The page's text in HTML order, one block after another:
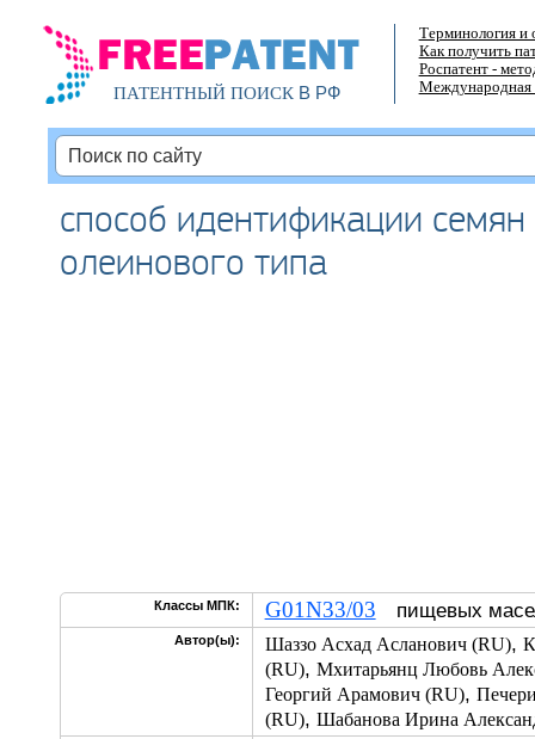
ПАТЕНТНЫЙ ПОИСКВ РФ
Терминология и
Как получить
Роспатент -
Международная
способ идентификации
олеинового типа
Классы МПК: G01N33/03 пищевых
Автор(ы): Шаззо Асхад Асланович (RU),
(RU), Мхитарьянц Любовь
Георгий Арамович (RU),
(RU), Шабанова Ирина